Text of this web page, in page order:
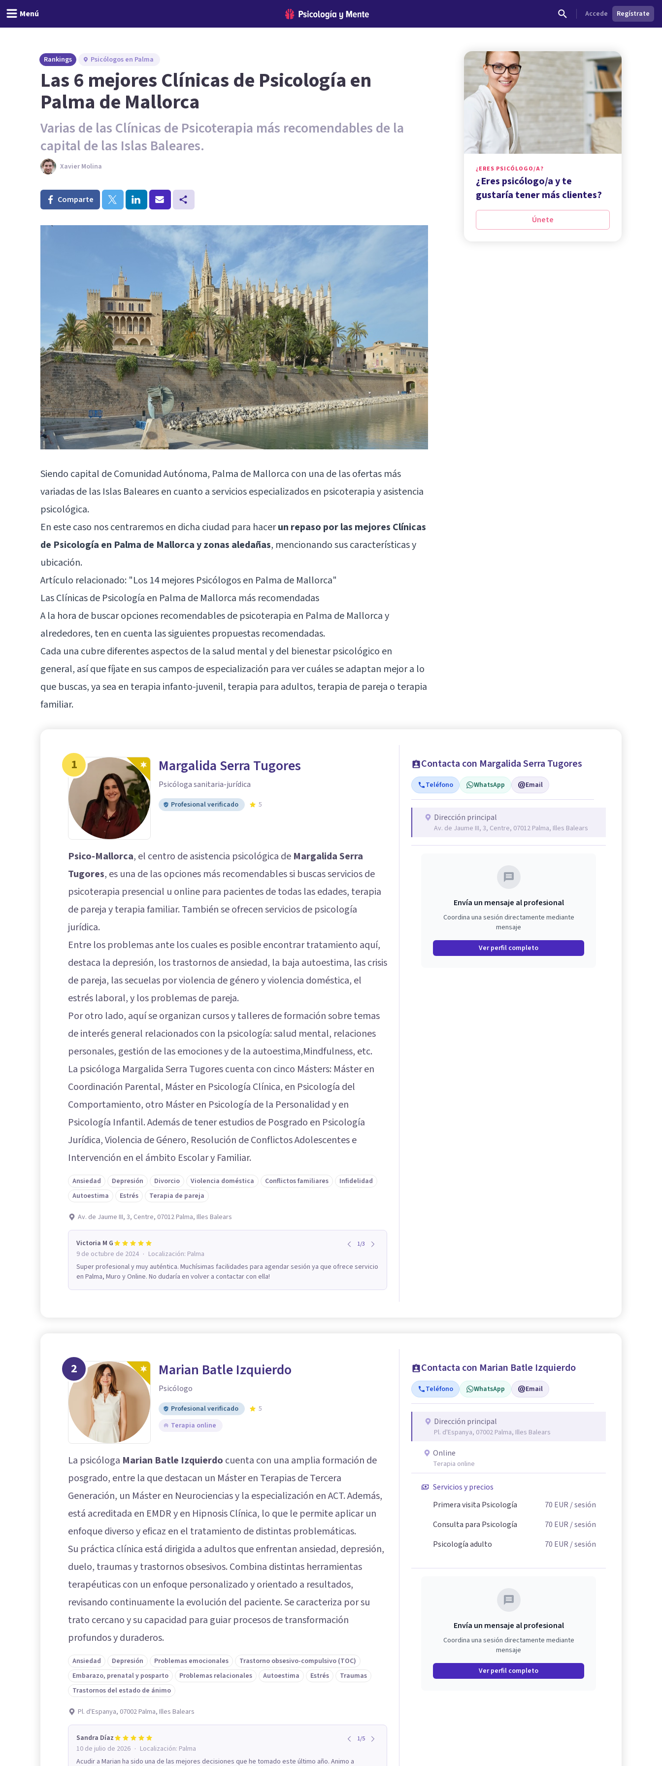
Menú Accede Regístrate
Rankings Psicólogos en Palma
Las 6 mejores Clínicas de Psicología en
Palma de Mallorca
Varias de las Clínicas de Psicoterapia más recomendables de la
capital de las Islas Baleares.
Xavier Molina
Comparte
Siendo capital de Comunidad Autónoma, Palma de Mallorca con una de las ofertas más
variadas de las Islas Baleares en cuanto a servicios especializados en psicoterapia y asistencia
psicológica.
En este caso nos centraremos en dicha ciudad para hacerun repaso por las mejores Clínicas
de Psicología en Palma de Mallorca y zonas aledañas, mencionando sus características y
ubicación.
Artículo relacionado: "Los 14 mejores Psicólogos en Palma de Mallorca"
Las Clínicas de Psicología en Palma de Mallorca más recomendadas
A la hora de buscar opciones recomendables de psicoterapia en Palma de Mallorca y
alrededores, ten en cuenta las siguientes propuestas recomendadas.
Cada una cubre diferentes aspectos de la salud mental y del bienestar psicológico en
general, así que fíjate en sus campos de especialización para ver cuáles se adaptan mejor a lo
que buscas, ya sea en terapia infanto-juvenil, terapia para adultos, terapia de pareja o terapia
familiar.
¿ERES PSICÓLOGO/A?
¿Eres psicólogo/a y te
gustaría tener más clientes?
Únete
1 Margalida Serra Tugores
Psicóloga sanitaria-jurídica
Profesional verificado 5
Psico-Mallorca, el centro de asistencia psicológica de Margalida Serra
Tugores, es una de las opciones más recomendables si buscas servicios de
psicoterapia presencial u online para pacientes de todas las edades, terapia
de pareja y terapia familiar. También se ofrecen servicios de psicología
jurídica.
Entre los problemas ante los cuales es posible encontrar tratamiento aquí,
destaca la depresión, los trastornos de ansiedad, la baja autoestima, las crisis
de pareja, las secuelas por violencia de género y violencia doméstica, el
estrés laboral, y los problemas de pareja.
Por otro lado, aquí se organizan cursos y talleres de formación sobre temas
de interés general relacionados con la psicología: salud mental, relaciones
personales, gestión de las emociones y de la autoestima,Mindfulness, etc.
La psicóloga Margalida Serra Tugores cuenta con cinco Másters: Máster en
Coordinación Parental, Máster en Psicología Clínica, en Psicología del
Comportamiento, otro Máster en Psicología de la Personalidad y en
Psicología Infantil. Además de tener estudios de Posgrado en Psicología
Jurídica, Violencia de Género, Resolución de Conflictos Adolescentes e
Intervención en el ámbito Escolar y Familiar.
Ansiedad Depresión Divorcio Violencia doméstica Conflictos familiares
Infidelidad
Autoestima
Estrés Terapia de pareja
Av. de Jaume III, 3, Centre, 07012 Palma, Illes Balears
Victoria M G 1/3
9 de octubre de 2024 · Localización: Palma
Super profesional y muy auténtica. Muchísimas facilidades para agendar sesión ya que ofrece servicio
en Palma, Muro y Online. No dudaría en volver a contactar con ella!
Contacta con Margalida Serra Tugores
Teléfono WhatsApp Email
Dirección principal
Av. de Jaume III, 3, Centre, 07012 Palma, Illes Balears
Envía un mensaje al profesional
Coordina una sesión directamente mediante
mensaje
Ver perfil completo
2 Marian Batle Izquierdo
Psicólogo
Profesional verificado
5
Terapia online
La psicóloga Marian Batle Izquierdo cuenta con una amplia formación de
posgrado, entre la que destacan un Máster en Terapias de Tercera
Generación, un Máster en Neurociencias y la especialización en ACT. Además,
está acreditada en EMDR y en Hipnosis Clínica, lo que le permite aplicar un
enfoque diverso y eficaz en el tratamiento de distintas problemáticas.
Su práctica clínica está dirigida a adultos que enfrentan ansiedad, depresión,
duelo, traumas y trastornos obsesivos. Combina distintas herramientas
terapéuticas con un enfoque personalizado y orientado a resultados,
revisando continuamente la evolución del paciente. Se caracteriza por su
trato cercano y su capacidad para guiar procesos de transformación
profundos y duraderos.
Ansiedad Depresión Problemas emocionales
Trastorno obsesivo-compulsivo (TOC)
Embarazo, prenatal y posparto
Problemas relacionales Autoestima Estrés
Traumas
Trastornos del estado de ánimo
Pl. d'Espanya, 07002 Palma, Illes Balears
Sandra Díaz 1/5
10 de julio de 2026 · Localización: Palma
Acudir a Marian ha sido una de las mejores decisiones que he tomado este último año. Animo a
Contacta con Marian Batle Izquierdo
Teléfono WhatsApp Email
Dirección principal
Pl. d'Espanya, 07002 Palma, Illes Balears
Online
Terapia online
Servicios y precios
Primera visita Psicología
70 EUR / sesión
Consulta para Psicología
70 EUR / sesión
Psicología adulto
70 EUR / sesión
Envía un mensaje al profesional
Coordina una sesión directamente mediante
mensaje
Ver perfil completo